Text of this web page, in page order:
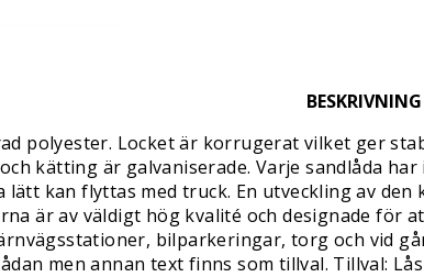
BESKRIVNING
polyester. Locket är korrugerat vilket ger
kätting är galvaniserade. Varje sandlåda
lätt kan flyttas med truck. En utveckling av
är av väldigt hög kvalité och designade
bilparkeringar, torg och vid
men annan text finns som tillval. Tillval: